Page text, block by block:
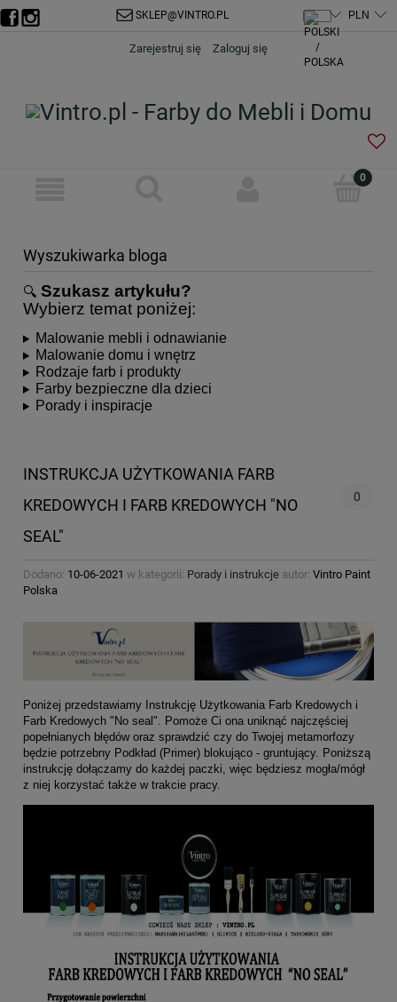
SKLEP@VINTRO.PL
Zarejestruj się Zaloguj się
Wyszukiwarka bloga
🔍 Szukasz artykułu?
Wybierz temat poniżej:
Malowanie mebli i odnawianie
Malowanie domu i wnętrz
Rodzaje farb i produkty
Farby bezpieczne dla dzieci
Porady i inspiracje
INSTRUKCJA UŻYTKOWANIA FARB
KREDOWYCH I FARB KREDOWYCH "NO
SEAL"
0
Dodano: 10-06-2021 w kategorii: Porady i instrukcje autor: Vintro Paint
Polska
Poniżej przedstawiamy Instrukcję Użytkowania Farb Kredowych i
Farb Kredowych "No seal". Pomoże Ci ona uniknąć najczęściej
popełnianych błędów oraz sprawdzić czy do Twojej metamorfozy
będzie potrzebny Podkład (Primer) blokująco - gruntujący. Poniższą
instrukcję dołączamy do każdej paczki, więc będziesz mogła/mógł
z niej korzystać także w trakcie pracy.